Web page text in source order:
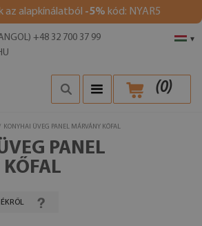
az alapkínálatból -5% kód: NYAR5
▾
+48 32 700 37 99
(0)
KONYHAI ÜVEG PANEL MÁRVÁNY KŐFAL
PANEL